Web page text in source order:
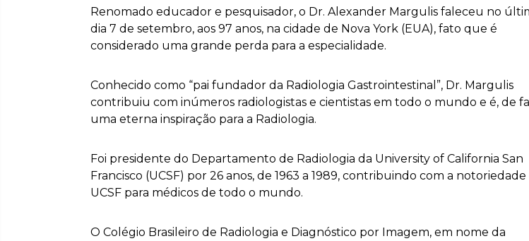
Renomado educador e pesquisador, o Dr. Alexander Margulis faleceu no
dia 7 de setembro, aos 97 anos, na cidade de Nova York (EUA), fato que é
considerado uma grande perda para a especialidade.
Conhecido como “pai fundador da Radiologia Gastrointestinal”, Dr. Margulis
contribuiu com inúmeros radiologistas e cientistas em todo o mundo e é, de
uma eterna inspiração para a Radiologia.
Foi presidente do Departamento de Radiologia da University of California San
Francisco (UCSF) por 26 anos, de 1963 a 1989, contribuindo com a notoriedade
UCSF para médicos de todo o mundo.
O Colégio Brasileiro de Radiologia e Diagnóstico por Imagem, em nome da